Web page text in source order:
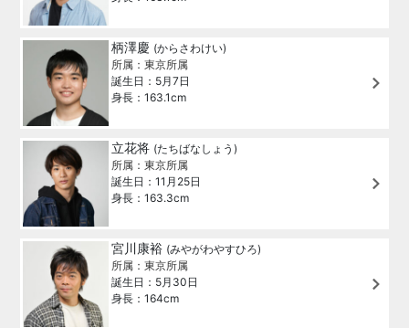
柄澤慶 (からさわけい)
所属：東京所属
誕生日：5月7日
身長：163.1cm
立花将 (たちばなしょう)
所属：東京所属
誕生日：11月25日
身長：163.3cm
宮川康裕 (みやがわやすひろ)
所属：東京所属
誕生日：5月30日
身長：164cm